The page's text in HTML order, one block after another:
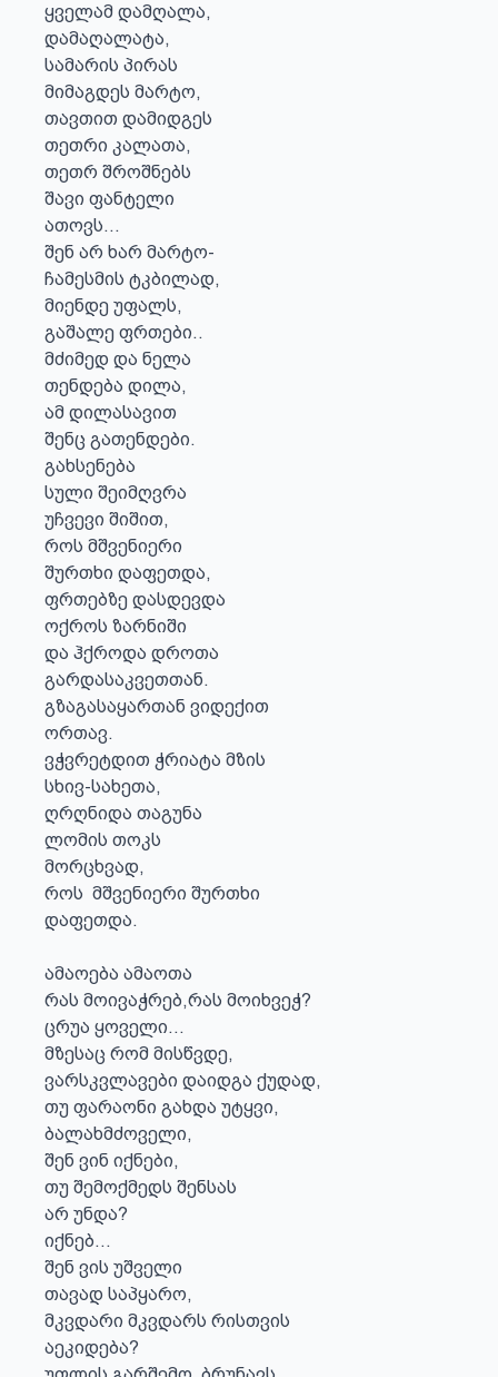
ყველამ დამღალა,
დამაღალატა,
სამარის პირას
მიმაგდეს მარტო,
თავთით დამიდგეს
თეთრი კალათა,
თეთრ შროშნებს
შავი ფანტელი
ათოვს...
შენ არ ხარ მარტო-
ჩამესმის ტკბილად,
მიენდე უფალს,
გაშალე ფრთები..
მძიმედ და ნელა
თენდება დილა,
ამ დილასავით
შენც გათენდები.
გახსენება
სული შეიმღვრა
უჩვევი შიშით,
როს მშვენიერი
შურთხი დაფეთდა,
ფრთებზე დასდევდა
ოქროს ზარნიში
და ჰქროდა დროთა
გარდასაკვეთთან.
გზაგასაყართან ვიდექით
ორთავ.
ვჭვრეტდით ჭრიატა მზის
სხივ-სახეთა,
ღრღნიდა თაგუნა
ლომის თოკს
მორცხვად,
როს  მშვენიერი შურთხი
დაფეთდა.
ამაოება ამაოთა
რას მოივაჭრებ,რას მოიხვეჭ?
ცრუა ყოველი...
მზესაც რომ მისწვდე,
ვარსკვლავები დაიდგა ქუდად,
თუ ფარაონი გახდა უტყვი,
ბალახმძოველი,
შენ ვინ იქნები,
თუ შემოქმედს შენსას
არ უნდა?
იქნებ...
შენ ვის უშველი
თავად საპყარო,
მკვდარი მკვდარს რისთვის
აეკიდება?